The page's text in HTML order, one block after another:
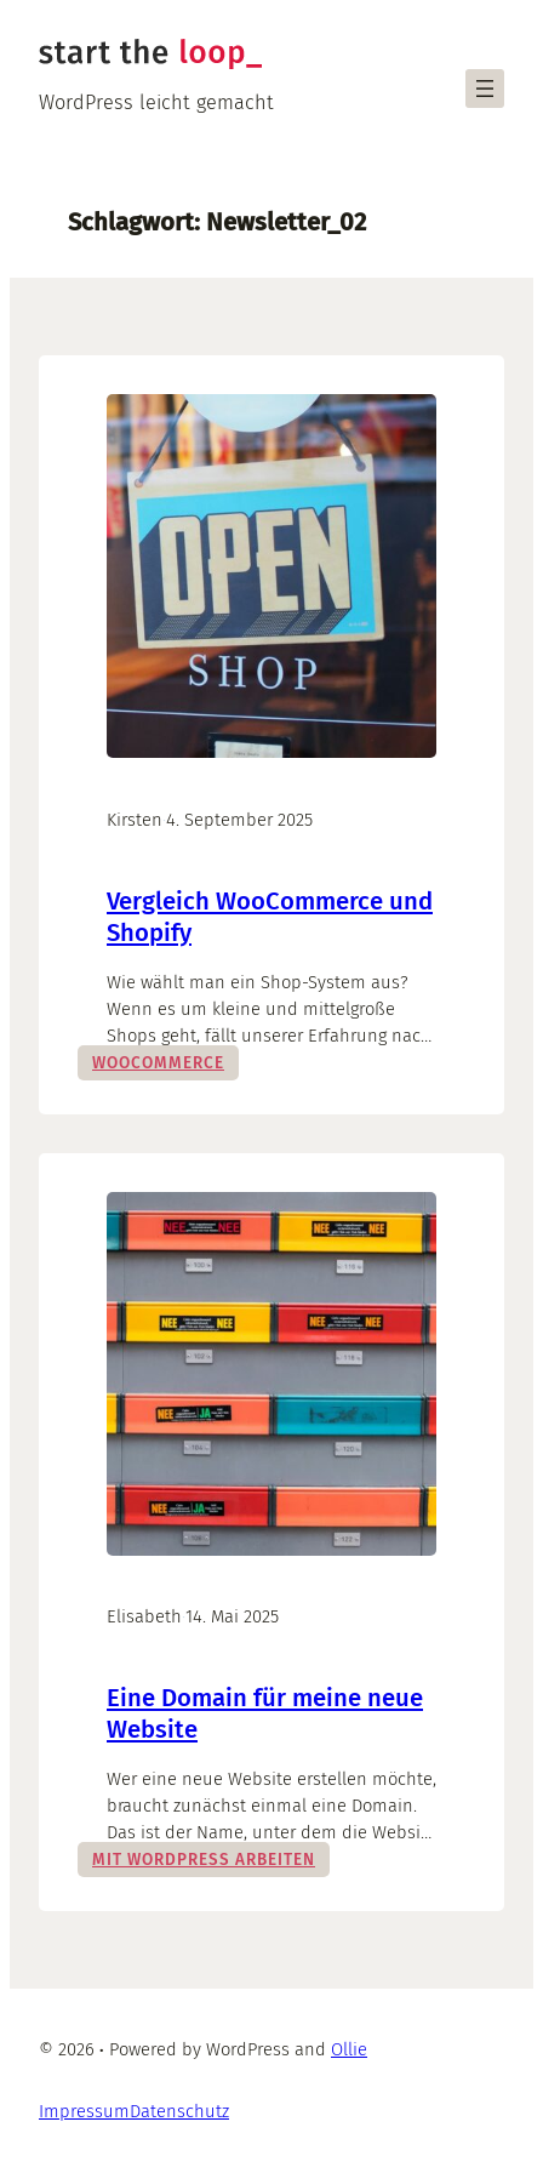
Inhalt
WordPress leicht gemacht
Schlagwort: Newsletter_02
Kirsten·4. September 2025
Vergleich WooCommerce und
Shopify
Wie wählt man ein Shop-System aus?
Wenn es um kleine und mittelgroße
Shops geht, fällt unserer Erfahrung nach
die Wahl meistens auf eine von zwei
WOOCOMMERCE
Elisabeth·14. Mai 2025
Eine Domain für meine neue
Website
Wer eine neue Website erstellen möchte,
braucht zunächst einmal eine Domain.
Das ist der Name, unter dem die Website
im Internet zu finden ist. Wie
MIT WORDPRESS ARBEITEN
© 2026 · Powered by WordPress and Ollie
ImpressumDatenschutz